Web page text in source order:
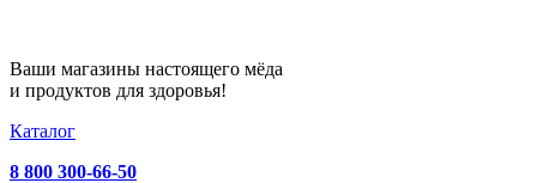
Ваши магазины настоящего мёда
и продуктов для здоровья!
Каталог
8 800 300-66-50